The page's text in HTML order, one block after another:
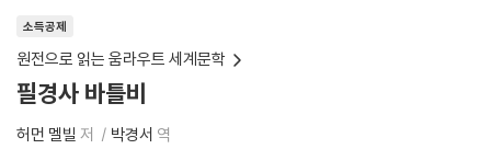
소득공제
원전으로 읽는 움라우트 세계문학
필경사 바틀비
허먼 멜빌 저 박경서 역